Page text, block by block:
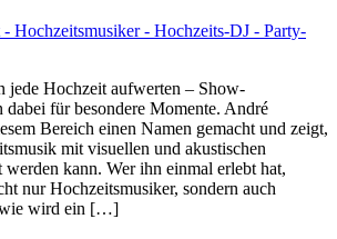
Hochzeit aufwerten – Show-
dabei für besondere Momente. André
Bereich einen Namen gemacht und zeigt,
mit visuellen und akustischen
kann. Wer ihn einmal erlebt hat,
nur Hochzeitsmusiker, sondern auch
wie wird ein […]